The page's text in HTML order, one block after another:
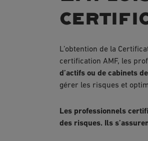
L’obtention de la
certification AMF, les
d’actifs ou de cabinets
gérer les risques et
Les professionnels
des risques. Ils